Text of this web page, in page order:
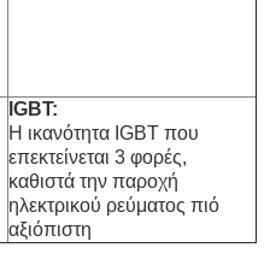
IGBT:
Η ικανότητα IGBT που
επεκτείνεται 3 φορές,
καθιστά την παροχή
ηλεκτρικού ρεύματος πιό
αξιόπιστη